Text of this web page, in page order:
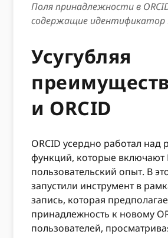
Поля принадлежности в
содержащие идентификатор
Усугубляя
и ORCID
ORCID усердно работал над
функций, которые включают
пользовательский опыт. В
запустили инструмент в
запись, которая
принадлежность к новому
пользователей,